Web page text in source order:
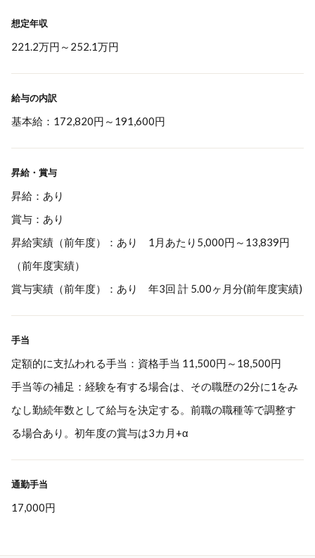
想定年収
221.2万円 ～ 252.1万円
給与の内訳
基本給：172,820円～191,600円
昇給・賞与
昇給：あり
賞与：あり
昇給実績（前年度）：あり 1月あたり5,000円～13,839円
（前年度実績）
賞与実績（前年度）：あり 年3回 計 5.00ヶ月分(前年度実績)
手当
定額的に支払われる手当：資格手当 11,500円～18,500円
手当等の補足：経験を有する場合は、その職歴の2分に1をみ
なし勤続年数として給与を決定する。前職の職種等で調整す
る場合あり。初年度の賞与は3カ月+α
通勤手当
17,000円